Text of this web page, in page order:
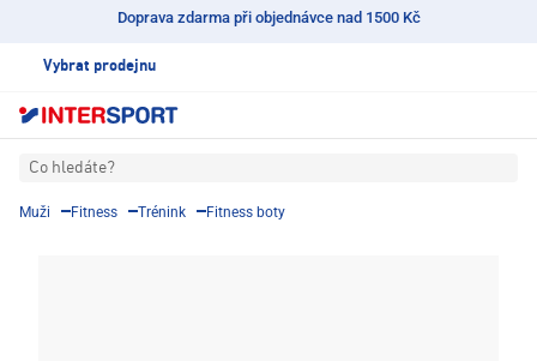
Doprava zdarma při objednávce nad 1500 Kč
Vybrat prodejnu
Co hledáte?
Muži Fitness Trénink Fitness boty